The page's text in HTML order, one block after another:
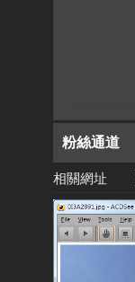
粉絲通道
相關網址